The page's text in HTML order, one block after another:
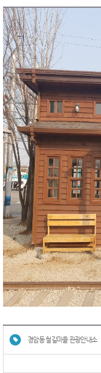
경암동 철길마을 관광안내소